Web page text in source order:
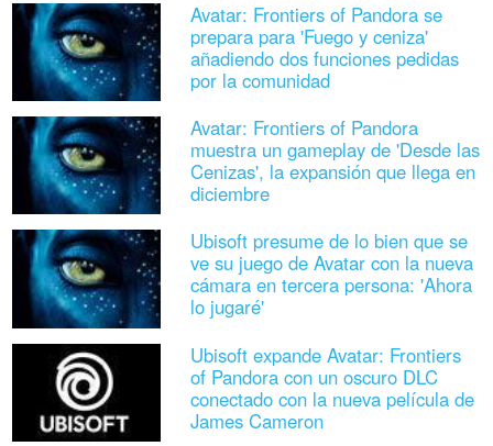
Avatar: Frontiers of Pandora se
prepara para 'Fuego y ceniza'
añadiendo dos funciones pedidas
por la comunidad
Avatar: Frontiers of Pandora
muestra un gameplay de 'Desde las
Cenizas', la expansión que llega en
diciembre
Ubisoft presume de lo bien que se
ve su juego de Avatar con la nueva
cámara en tercera persona: 'Ahora
lo jugaré'
Ubisoft expande Avatar: Frontiers
of Pandora con un oscuro DLC
conectado con la nueva película de
James Cameron